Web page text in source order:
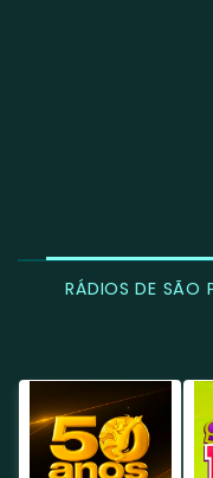
RÁDIOS DE SÃO